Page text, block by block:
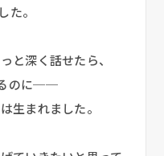
た。
と深く話せたら、
るのに──
生まれました。